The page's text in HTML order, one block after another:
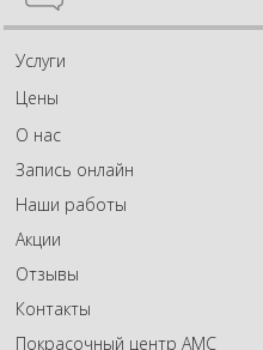
Услуги
Цены
О нас
Запись онлайн
Наши работы
Акции
Отзывы
Контакты
Покрасочный центр АМС